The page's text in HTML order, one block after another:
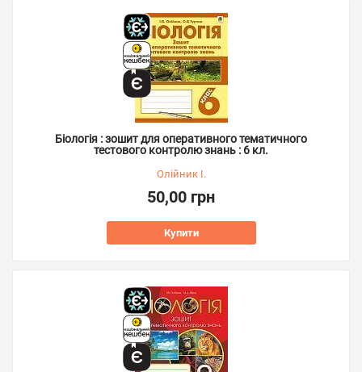
Біологія : зошит для оперативного тематичного
тестового контролю знань : 6 кл.
Олійник І.
50,00 грн
Купити